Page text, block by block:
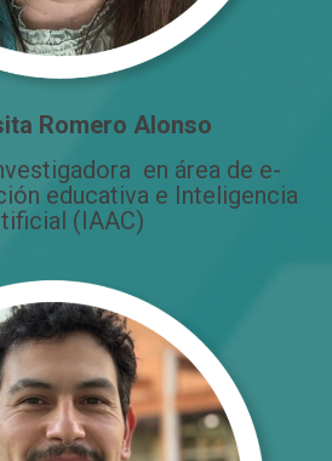
Romero Alonso
en área de e-
educativa e Inteligencia
(IAAC)